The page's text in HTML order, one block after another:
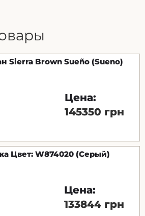
Sierra Brown Sueño (Sueno)
Цена:
145350 грн
Цвет: W874020 (Серый)
Цена:
133844 грн